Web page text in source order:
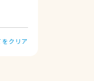
をクリア